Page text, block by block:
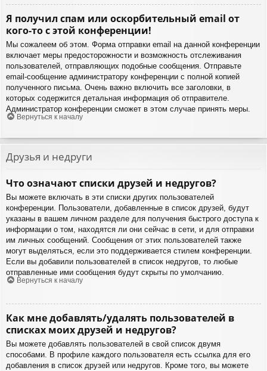
Я получил спам или оскорбительный email от
кого-то с этой конференции!
Мы сожалеем об этом. Форма отправки email на данной конференции
включает меры предосторожности и возможность отслеживания
пользователей, отправляющих подобные сообщения. Отправьте
email-сообщение администратору конференции с полной копией
полученного письма. Очень важно включить все заголовки, в
которых содержится детальная информация об отправителе.
Администратор конференции сможет в этом случае принять меры.
Вернуться к началу
Друзья и недруги
Что означают списки друзей и недругов?
Вы можете включать в эти списки других пользователей
конференции. Пользователи, добавленные в список друзей, будут
указаны в вашем личном разделе для получения быстрого доступа к
информации о том, находятся ли они сейчас в сети, и для отправки
им личных сообщений. Сообщения от этих пользователей также
могут выделяться, если это поддерживается стилем конференции.
Если вы добавили пользователей в список недругов, то любые
отправленные ими сообщения будут скрыты по умолчанию.
Вернуться к началу
Как мне добавлять/удалять пользователей в
списках моих друзей и недругов?
Вы можете добавлять пользователей в свой список двумя
способами. В профиле каждого пользователя есть ссылка для его
добавления в список друзей или недругов. Кроме того, вы можете